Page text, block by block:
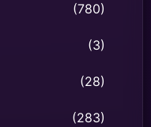
(780)
(3)
(28)
(283)